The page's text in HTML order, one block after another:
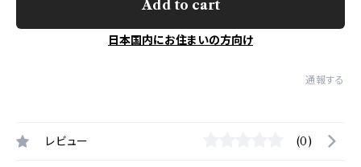
Add to cart
日本国内にお住まいの方向け
通報する
レビュー (0)